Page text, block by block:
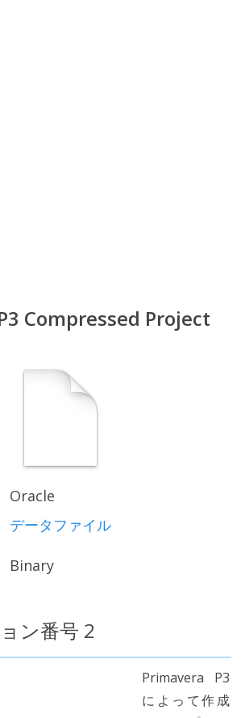
Compressed Project
Oracle
データファイル
Binary
ン番号 2
Primavera P3
によって作成